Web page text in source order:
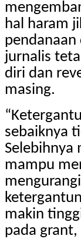
hal haram
pendanaan
jurnalis
diri dan
masing.
sebaiknya
Selebihnya
mampu
makin
pada